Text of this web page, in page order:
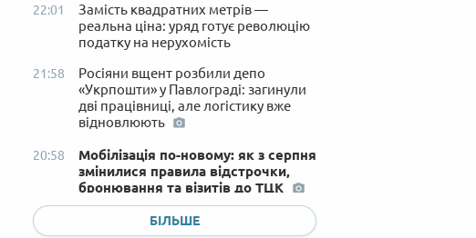
22:01
Замість квадратних метрів —
реальна ціна: уряд готує революцію
податку на нерухомість
21:58
Росіяни вщент розбили депо
«Укрпошти» у Павлограді: загинули
дві працівниці, але логістику вже
відновлюють
20:58
Мобілізація по-новому: як з серпня
змінилися правила відстрочки,
бронювання та візитів до ТЦК
19:58
Херсон у суцільній темряві, а Львів
БІЛЬШЕ